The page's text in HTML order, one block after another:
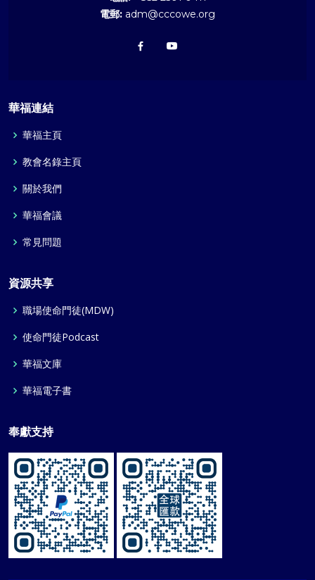
電郵: adm@cccowe.org
華福連結
華福主頁
教會名錄主頁
關於我們
華福會議
常見問題
資源共享
職場使命門徒(MDW)
使命門徒Podcast
華福文庫
華福電子書
奉獻支持